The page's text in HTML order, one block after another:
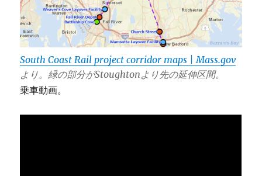
South Coast Rail project corridor maps | Mass.gov
より。緑の部分がStoughtonより先の延伸区間。
乗車動画。